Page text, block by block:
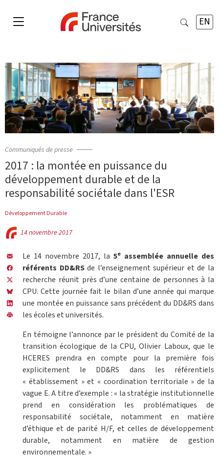
EN
Communiqués de presse
2017 : la montée en puissance du
développement durable et de la
responsabilité sociétale dans l'ESR
Développement Durable
14 novembre 2017
Le 14 novembre 2017, la 5e assemblée annuelle des
référents DD&RSde l’enseignement supérieur et de la
recherche réunit près d’une centaine de personnes à la
CPU. Cette journée fait le bilan d’une année qui marque
une montée en puissance sans précédent du DD&RS dans
les écoles et universités.
En témoigne l’annonce par le président du Comité de la
transition écologique de la CPU, Olivier Laboux, que le
HCERES prendra en compte pour la première fois
explicitement le DD&RS dans les référentiels
« établissement » et « coordination territoriale » de la
vague E. A titre d’exemple : « la stratégie institutionnelle
prend en considération les problématiques de
responsabilité sociétale, notamment en matière
d’éthique et de parité H/F, et celles de développement
durable, notamment en matière de gestion
environnementale. »